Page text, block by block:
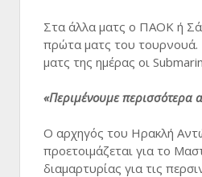
Στα άλλα ματς ο ΠΑΟΚ ή
πρώτα ματς του τουρνουά.
ματς της ημέρας οι
«Περιμένουμε περισσότερα
Ο αρχηγός του Ηρακλή
προετοιμάζεται για το
διαμαρτυρίας για τις